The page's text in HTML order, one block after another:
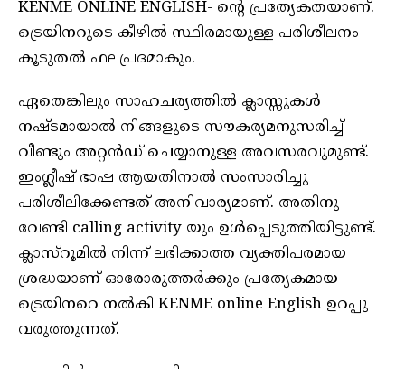
KENME ONLINE ENGLISH- ന്റെ പ്രത്യേകതയാണ്.
ട്രെയിനറുടെ കീഴില്‍ സ്ഥിരമായുള്ള പരിശീലനം
കൂടുതല്‍ ഫലപ്രദമാകും.
ഏതെങ്കിലും സാഹചര്യത്തില്‍ ക്ലാസ്സുകള്‍
നഷ്ടമായാല്‍ നിങ്ങളുടെ സൗകര്യമനുസരിച്ച്
വീണ്ടും അറ്റന്‍ഡ് ചെയ്യാനുള്ള അവസരവുമുണ്ട്.
ഇംഗ്ലീഷ് ഭാഷ ആയതിനാല്‍ സംസാരിച്ചു
പരിശീലിക്കേണ്ടത് അനിവാര്യമാണ്. അതിനു
വേണ്ടി calling activity യും ഉള്‍പ്പെടുത്തിയിട്ടുണ്ട്.
ക്ലാസ്‌റൂമില്‍ നിന്ന് ലഭിക്കാത്ത വ്യക്തിപരമായ
ശ്രദ്ധയാണ് ഓരോരുത്തര്‍ക്കും പ്രത്യേകമായ
ട്രെയിനറെ നല്‍കി KENME online English ഉറപ്പു
വരുത്തുന്നത്.